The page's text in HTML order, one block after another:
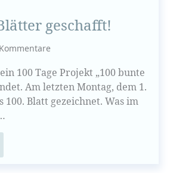
geschafft!
100 Tage Projekt „100 bunte
Am letzten Montag, dem 1.
100. Blatt gezeichnet. Was im